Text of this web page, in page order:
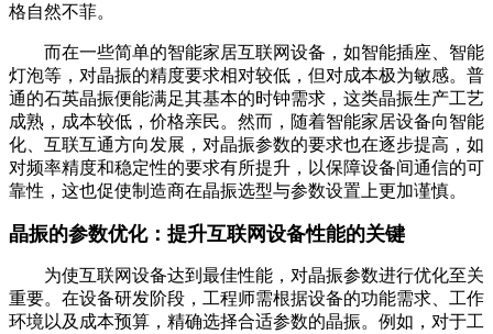
格自然不菲。
而在一些简单的智能家居互联网设备，如智能插座、智能
灯泡等，对晶振的精度要求相对较低，但对成本极为敏感。普
通的石英晶振便能满足其基本的时钟需求，这类晶振生产工艺
成熟，成本较低，价格亲民。然而，随着智能家居设备向智能
化、互联互通方向发展，对晶振参数的要求也在逐步提高，如
对频率精度和稳定性的要求有所提升，以保障设备间通信的可
靠性，这也促使制造商在晶振选型与参数设置上更加谨慎。
晶振的参数优化：提升互联网设备性能的关键
为使互联网设备达到最佳性能，对晶振参数进行优化至关
重要。在设备研发阶段，工程师需根据设备的功能需求、工作
环境以及成本预算，精确选择合适参数的晶振。例如，对于工